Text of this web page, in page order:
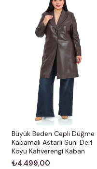
Büyük Beden Cepli Düğme
Kapamalı Astarlı Suni Deri
Koyu Kahverengi Kaban
₺4.499,00